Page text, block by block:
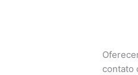
contato